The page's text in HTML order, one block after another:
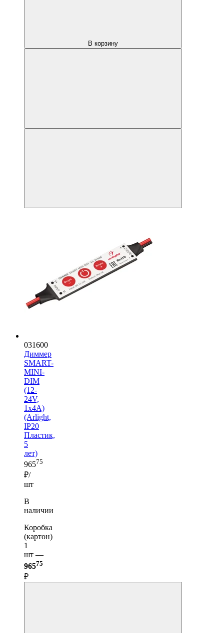
В корзину
031600
Диммер
SMART-
MINI-
DIM
(12-
24V,
1x4A)
(Arlight,
IP20
Пластик,
5
лет)
96575
₽/
шт
В
наличии
Коробка
(картон)
1
шт —
96575
₽